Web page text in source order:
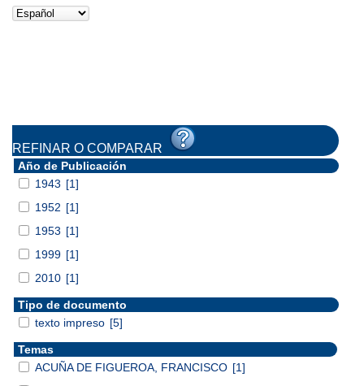
REFINAR O COMPARAR
Año de Publicación
1943 [1]
1952 [1]
1953 [1]
1999 [1]
2010 [1]
Tipo de documento
texto impreso [5]
Temas
ACUÑA DE FIGUEROA, FRANCISCO [1]